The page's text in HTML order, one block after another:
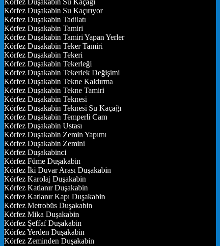
Körfez Duşakabin Su Kaçağı
Körfez Duşakabin Su Kaçırıyor
Körfez Duşakabin Tadilatı
Körfez Duşakabin Tamiri
Körfez Duşakabin Tamiri Yapan Yerler
Körfez Duşakabin Teker Tamiri
Körfez Duşakabin Tekeri
Körfez Duşakabin Tekerleği
Körfez Duşakabin Tekerlek Değişimi
Körfez Duşakabin Tekne Kaldırma
Körfez Duşakabin Tekne Tamiri
Körfez Duşakabin Teknesi
Körfez Duşakabin Teknesi Su Kaçağı
Körfez Duşakabin Temperli Cam
Körfez Duşakabin Ustası
Körfez Duşakabin Zemin Yapımı
Körfez Duşakabin Zemini
Körfez Duşakabinci
Körfez Füme Duşakabin
Körfez İki Duvar Arası Duşakabin
Körfez Karolaj Duşakabin
Körfez Katlanır Duşakabin
Körfez Katlanır Kapı Duşakabin
Körfez Metrobüs Duşakabin
Körfez Mika Duşakabin
Körfez Şeffaf Duşakabin
Körfez Yerden Duşakabin
Körfez Zeminden Duşakabin